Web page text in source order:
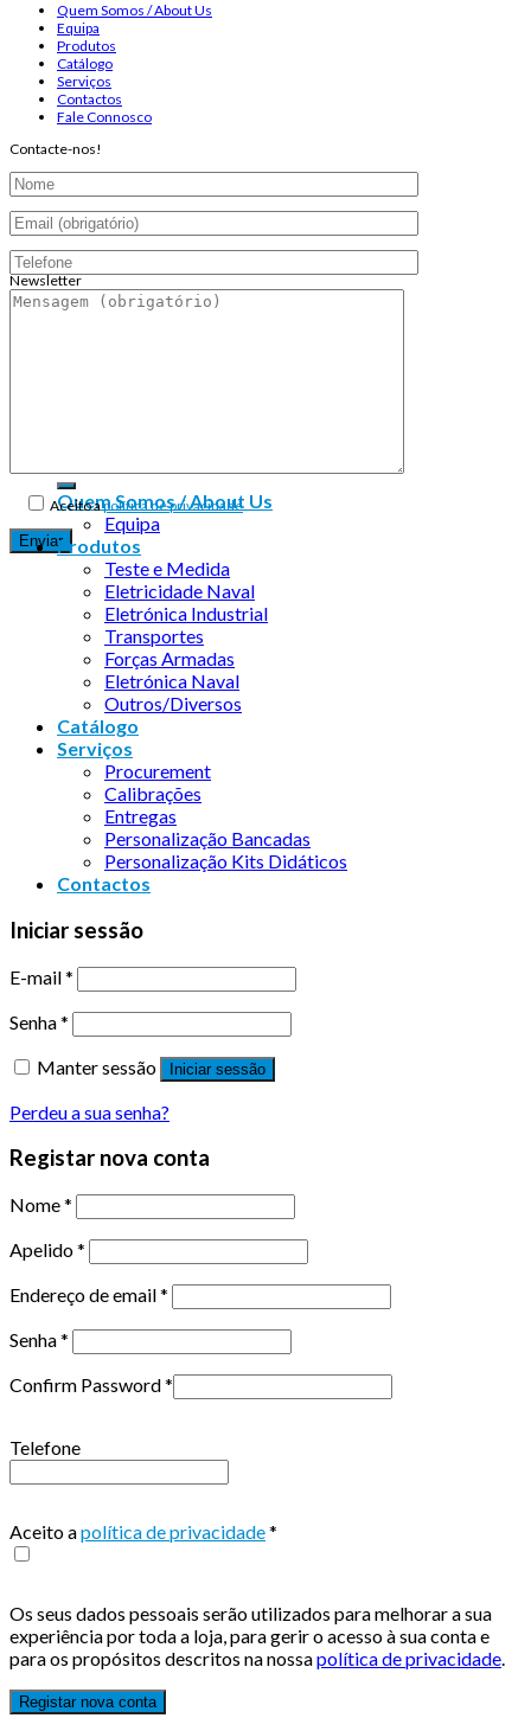
Quem Somos / About Us
Equipa
Produtos
Catálogo
Serviços
Contactos
Fale Connosco
Contacte-nos!
Aceito apolítica de privacidade
Newsletter
Endereço de email:
Quem Somos / About Us
Equipa
Produtos
Teste e Medida
Eletricidade Naval
Eletrónica Industrial
Transportes
Forças Armadas
Eletrónica Naval
Outros/Diversos
Catálogo
Serviços
Procurement
Calibrações
Entregas
Personalização Bancadas
Personalização Kits Didáticos
Contactos
Iniciar sessão
E-mail*
Senha*
Manter sessão
Iniciar sessão
Perdeu a sua senha?
Registar nova conta
Nome*
Apelido*
Endereço de email*
Senha*
Confirm Password*
Telefone
Aceito apolítica de privacidade*
Os seus dados pessoais serão utilizados para melhorar a sua
experiência por toda a loja, para gerir o acesso à sua conta e
para os propósitos descritos na nossapolítica de privacidade.
Registar nova conta